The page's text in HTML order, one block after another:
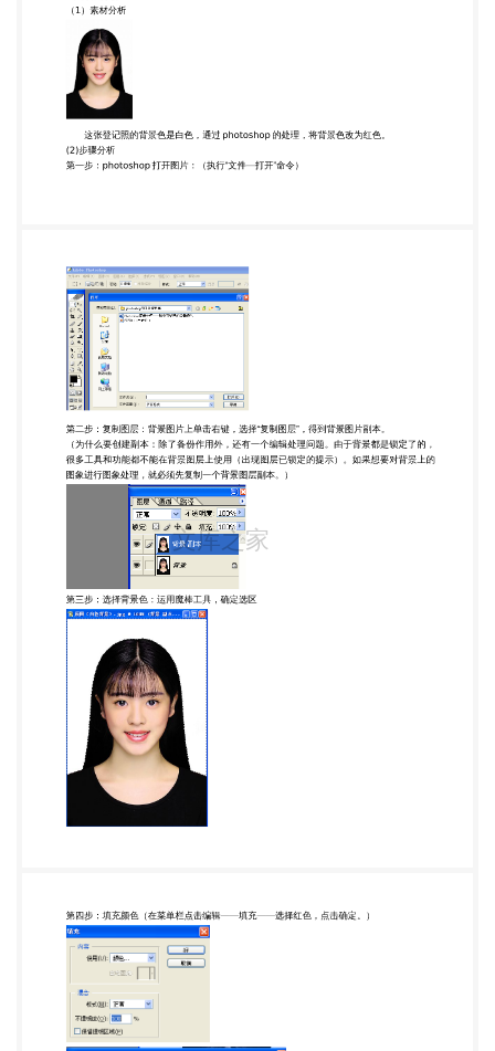
背景， 要么只有红色的背景，要么只有白色的背景。
但是不同的部门和领域，所需要的背景色不一 定是一
样的。在这里就教大家一个简单的方法，通过
photoshop 来改变登记照的背景色。 2、方法分析
（1）素材分析 这张登记照的背景色是白色，通过
photoshop 的处理，将背景色改为红色。 (2)步骤分析
选择“复制图层”，得到背景图片副本。 （为什么要创
建副本：除了备份作用外，还有一个编辑处理问题。
由于背景都是锁定了的， 很多工具和功能都不能在背
景图层上使用（出现图层已锁定的提示）。如果想要
对背景上的 图象进行图象处理，就必须先复制一个背
景图层副本。） 第三步：选择背景色：运用魔棒工
具，确定选区 第四步：填充颜色（在菜单栏点击编
辑——填充——选择红色，点击确定。） 第五步：
去掉蚂蚁线（选择——取消选择命令，或 ctrl+d） 第
六步：保存图片（文件——存储为，选择 JPEG 格
式，选择图片品质） 3、学生练习 （1）学生从教师
机上获取练习素材 （2）学生根据所给指示进行练习
（3）教师根据学生情况进行个别辅导 （4）学生提
交练习作品 4、学生自主练习 自己选择一张待处理
的照片，进行背景色的变换。 问题：头发边缘有背景
色毛边，采用“仿制图章工具”进行处理。 5、知识拓
展 （1）照片亮度的调整 （2）人物面部的修饰 五、
容易选择。 （2）在作品制作的过程中要尊重肖像
权。